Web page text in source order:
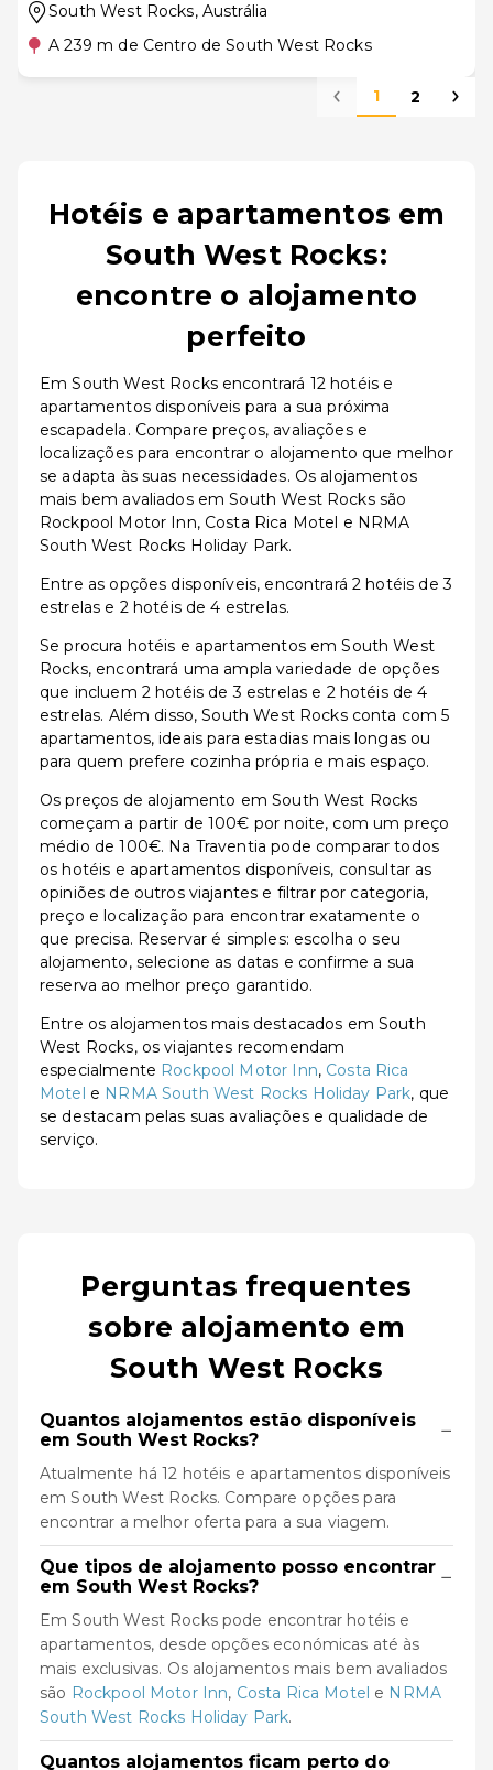
South West Rocks, Austrália
A 239 m de Centro de South West Rocks
1 2
Hotéis e apartamentos em
South West Rocks:
encontre o alojamento
perfeito
Em South West Rocks encontrará 12 hotéis e
apartamentos disponíveis para a sua próxima
escapadela. Compare preços, avaliações e
localizações para encontrar o alojamento que melhor
se adapta às suas necessidades. Os alojamentos
mais bem avaliados em South West Rocks são
Rockpool Motor Inn, Costa Rica Motel e NRMA
South West Rocks Holiday Park.
Entre as opções disponíveis, encontrará 2 hotéis de 3
estrelas e 2 hotéis de 4 estrelas.
Se procura hotéis e apartamentos em South West
Rocks, encontrará uma ampla variedade de opções
que incluem 2 hotéis de 3 estrelas e 2 hotéis de 4
estrelas. Além disso, South West Rocks conta com 5
apartamentos, ideais para estadias mais longas ou
para quem prefere cozinha própria e mais espaço.
Os preços de alojamento em South West Rocks
começam a partir de 100€ por noite, com um preço
médio de 100€. Na Traventia pode comparar todos
os hotéis e apartamentos disponíveis, consultar as
opiniões de outros viajantes e filtrar por categoria,
preço e localização para encontrar exatamente o
que precisa. Reservar é simples: escolha o seu
alojamento, selecione as datas e confirme a sua
reserva ao melhor preço garantido.
Entre os alojamentos mais destacados em South
West Rocks, os viajantes recomendam
especialmente Rockpool Motor Inn, Costa Rica
Motel e NRMA South West Rocks Holiday Park, que
se destacam pelas suas avaliações e qualidade de
serviço.
Perguntas frequentes
sobre alojamento em
South West Rocks
Quantos alojamentos estão disponíveis
em South West Rocks?
−
Atualmente há 12 hotéis e apartamentos disponíveis
em South West Rocks. Compare opções para
encontrar a melhor oferta para a sua viagem.
Que tipos de alojamento posso encontrar
em South West Rocks?
−
Em South West Rocks pode encontrar hotéis e
apartamentos, desde opções económicas até às
mais exclusivas. Os alojamentos mais bem avaliados
são Rockpool Motor Inn, Costa Rica Motel e NRMA
South West Rocks Holiday Park.
Quantos alojamentos ficam perto do